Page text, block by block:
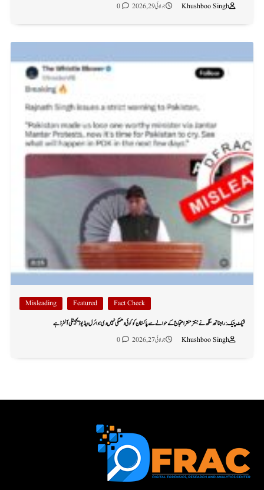
Khushboo Singh
جولائی 29, 2026 0
Fact Check
Featured
Misleading
فیکٹ چیک: راجناتھ سنگھ نے جنتر منتر احتجاج کے حوالے سے پاکستان کو کوئی دھمکی نہیں دی؛ وائرل ویڈیو ڈیجیٹلی آلٹرڈ ہے
Khushboo Singh
جولائی 27, 2026 0